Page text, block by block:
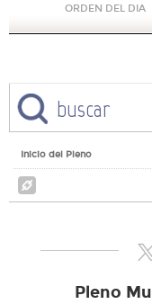
ORDEN DEL DIA
Inicio del Pleno
Pleno